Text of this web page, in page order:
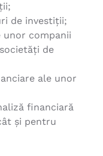
de investiţii;
companii
de
ale unor
financiară
și pentru